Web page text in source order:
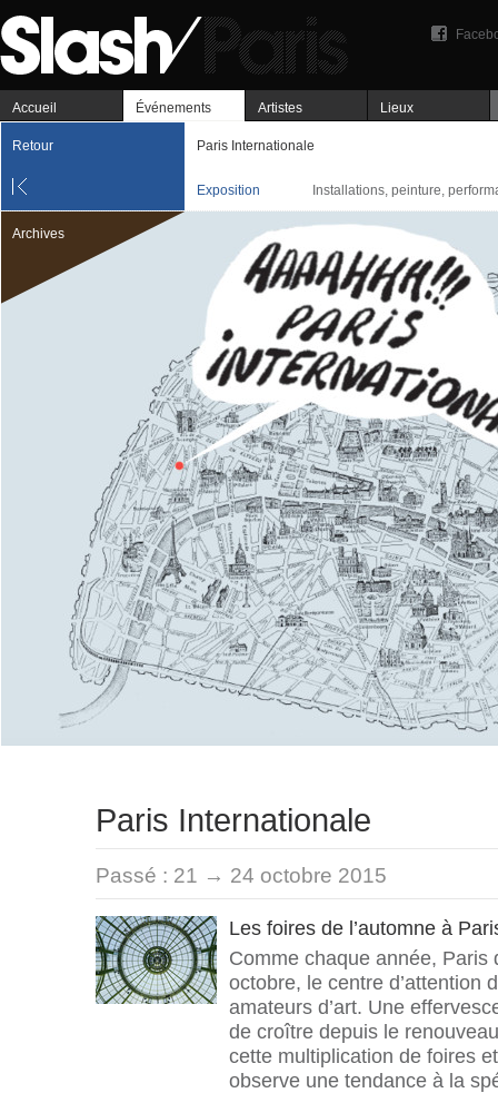
Accueil Événements Artistes Lieux
Retour Paris Internationale
Exposition Installations, peinture,
Archives
Paris Internationale
Passé : 21 → 24 octobre 2015
Les foires de l’automne à
Comme chaque année, Paris
octobre, le centre d’attention
amateurs d’art. Une
de croître depuis le
cette multiplication de foires
observe une tendance à la